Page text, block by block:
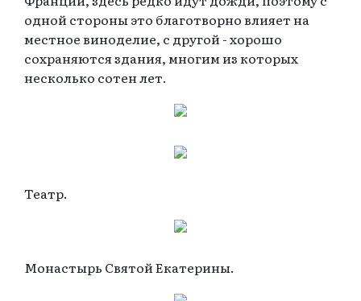
одной стороны это благотворно влияет на
местное виноделие, с другой - хорошо
сохраняются здания, многим из которых
несколько сотен лет.
Театр.
Монастырь Святой Екатерины.